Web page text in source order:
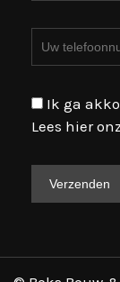
Ik ga
Lees hier